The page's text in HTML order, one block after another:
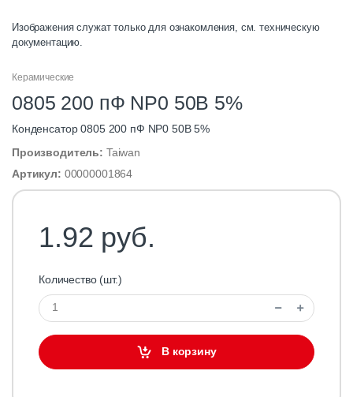
Изображения служат только для ознакомления, см. техническую
документацию.
Керамические
0805 200 пФ NP0 50В 5%
Конденсатор 0805 200 пФ NP0 50В 5%
Производитель: Taiwan
Артикул: 00000001864
1.92 руб.
Количество (шт.)
В корзину